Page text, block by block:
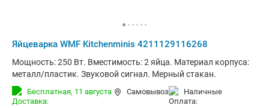
Яйцеварка WMF Kitchenminis 4211129116268
Мощность: 250 Вт. Вместимость: 2 яйца. Материал корпуса:
металл/пластик. Звуковой сигнал. Мерный стакан.
Бесплатная, 11 августа Самовывоз наличные